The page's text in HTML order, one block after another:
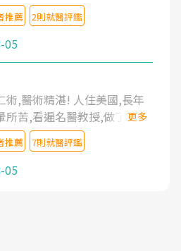
推薦 2則就醫評鑑
05
術,醫術精湛! 人住美國,長年
所苦,看遍名醫教授,做了各種
,中醫針灸及物理徒手治療都
類止痛藥都效果有限,只是壓
年失眠嚴重影響生活品質.
杜育才主任是頸頭症候群專
更多
推薦 7則就醫評鑑
05